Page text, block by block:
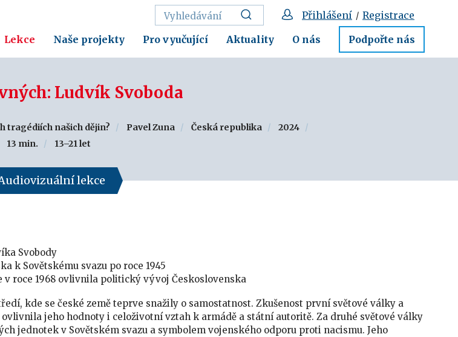
Lekce Naše projekty Pro vyučující Aktuality O nás Podpořte nás
Přihlášení / Registrace
Ludvík Svoboda
tragédiích našich dějin? Pavel Zuna Česká republika
2024
13 min.
13–21 let
lekce
Svobody
k Sovětskému svazu po roce 1945
v roce 1968 ovlivnila politický vývoj Československa
kde se české země teprve snažily o samostatnost. Zkušenost první světové války a
jeho hodnoty i celoživotní vztah k armádě a státní autoritě. Za druhé světové války
jednotek v Sovětském svazu a symbolem vojenského odporu proti nacismu. Jeho